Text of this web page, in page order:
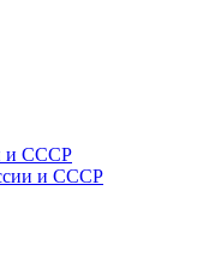
и СССР
и СССР